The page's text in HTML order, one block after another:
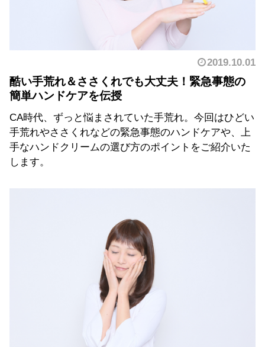
2019.10.01
酷い手荒れ＆ささくれでも大丈夫！緊急事態の
簡単ハンドケアを伝授
CA時代、ずっと悩まされていた手荒れ。今回はひどい
手荒れやささくれなどの緊急事態のハンドケアや、上
手なハンドクリームの選び方のポイントをご紹介いた
します。